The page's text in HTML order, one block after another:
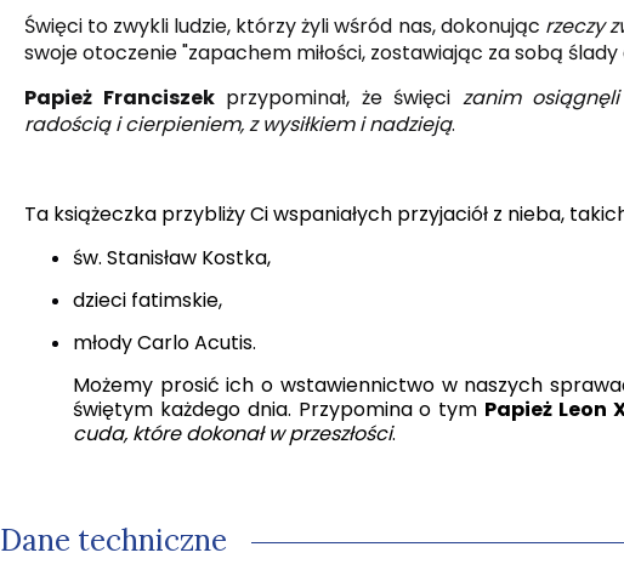
Święci to zwykli ludzie, którzy żyli wśród nas, dokonując rzeczy
swoje otoczenie "zapachem miłości, zostawiając za sobą
Papież Franciszekprzypominał, że święci zanim
radością i cierpieniem, z wysiłkiem i nadzieją.
Ta książeczka przybliży Ci wspaniałych przyjaciół z nieba,
św. Stanisław Kostka,
dzieci fatimskie,
młody Carlo Acutis.
Możemy prosić ich o wstawiennictwo w naszych
świętym każdego dnia. Przypomina o tym Papież Leon
cuda, które dokonał w przeszłości.
Dane techniczne